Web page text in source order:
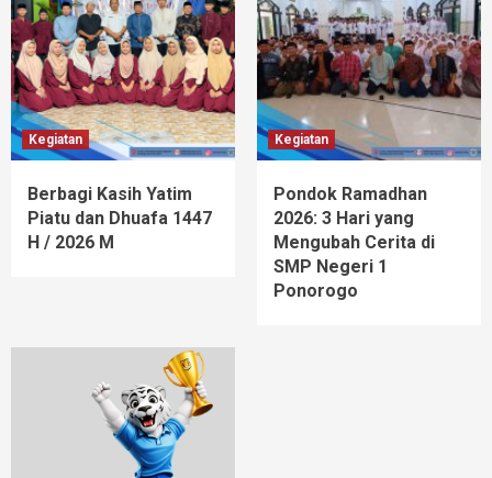
Kegiatan
Berbagi Kasih Yatim
Piatu dan Dhuafa 1447
H / 2026 M
Kegiatan
Pondok Ramadhan
2026: 3 Hari yang
Mengubah Cerita di
SMP Negeri 1
Ponorogo